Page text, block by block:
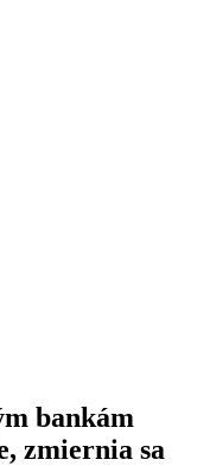
bankám
zmiernia sa